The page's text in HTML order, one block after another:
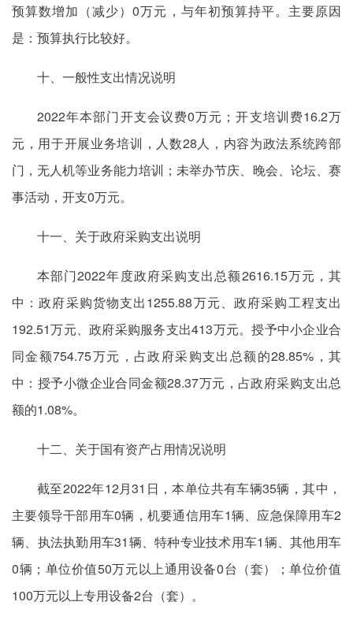
预算数增加（减少）0万元，与年初预算持平。主要原因
是：预算执行比较好。
十、一般性支出情况说明
2022年本部门开支会议费0万元；开支培训费16.2万
元，用于开展业务培训，人数28人，内容为政法系统跨部
门，无人机等业务能力培训；未举办节庆、晚会、论坛、赛
事活动，开支0万元。
十一、关于政府采购支出说明
本部门2022年度政府采购支出总额2616.15万元，其
中：政府采购货物支出1255.88万元、政府采购工程支出
192.51万元、政府采购服务支出413万元。授予中小企业合
同金额754.75万元，占政府采购支出总额的28.85%，其
中：授予小微企业合同金额28.37万元，占政府采购支出总
额的1.08%。
十二、关于国有资产占用情况说明
截至2022年12月31日，本单位共有车辆35辆，其中，
主要领导干部用车0辆，机要通信用车1辆、应急保障用车2
辆、执法执勤用车31辆、特种专业技术用车1辆、其他用车
0辆；单位价值50万元以上通用设备0台（套）；单位价值
100万元以上专用设备2台（套）。